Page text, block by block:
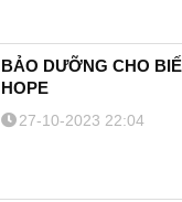
BẢO DƯỠNG CHO
HOPE
27-10-2023 22:04